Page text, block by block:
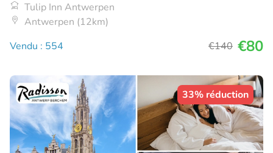
Tulip Inn Antwerpen
Antwerpen (12km)
Vendu : 554
€140 €80
33% réduction